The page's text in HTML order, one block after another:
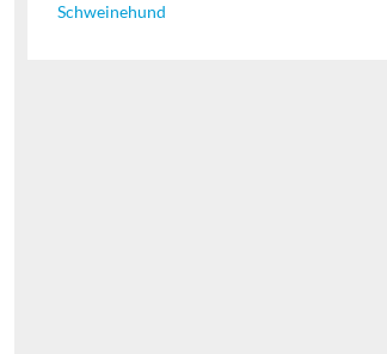
Schweinehund